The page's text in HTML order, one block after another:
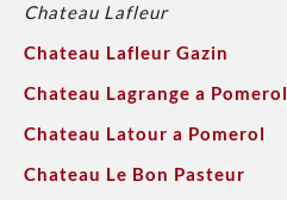
Chateau Lafleur
Chateau Lafleur Gazin
Chateau Lagrange a Pomerol
Chateau Latour a Pomerol
Chateau Le Bon Pasteur